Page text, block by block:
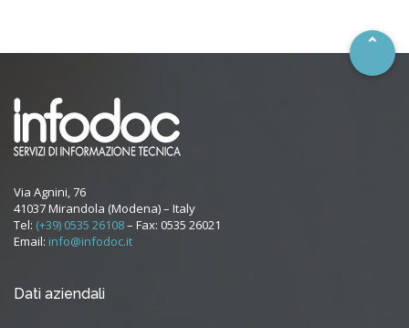
Via Agnini, 76
41037 Mirandola (Modena) – Italy
Tel: (+39) 0535 26108– Fax: 0535 26021
Email: info@infodoc.it
Dati aziendali